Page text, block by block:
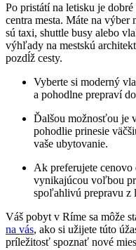
Po pristátí na letisku je
centra mesta. Máte na
sú taxi, shuttle busy alebo
výhľady na mestskú
pozdĺž cesty.
Vyberte si moderný
a pohodlne prepraví
Ďalšou možnosťou je
pohodlie prinesie
vaše ubytovanie.
Ak preferujete cenovo
vynikajúcou voľbou
spoľahlivú prepravu z
Váš pobyt v Ríme sa môže
na vás, ako si užijete túto
príležitosť spoznať nové